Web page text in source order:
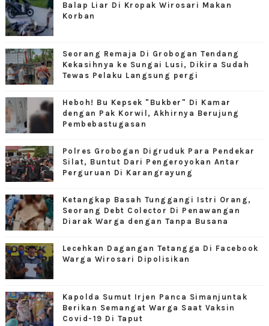
Balap Liar Di Kropak Wirosari Makan
Korban
Seorang Remaja Di Grobogan Tendang
Kekasihnya ke Sungai Lusi, Dikira Sudah
Tewas Pelaku Langsung pergi
Heboh! Bu Kepsek "Bukber" Di Kamar
dengan Pak Korwil, Akhirnya Berujung
Pembebastugasan
Polres Grobogan Digruduk Para Pendekar
Silat, Buntut Dari Pengeroyokan Antar
Perguruan Di Karangrayung
Ketangkap Basah Tunggangi Istri Orang,
Seorang Debt Colector Di Penawangan
Diarak Warga dengan Tanpa Busana
Lecehkan Dagangan Tetangga Di Facebook
Warga Wirosari Dipolisikan
Kapolda Sumut Irjen Panca Simanjuntak
Berikan Semangat Warga Saat Vaksin
Covid-19 Di Taput